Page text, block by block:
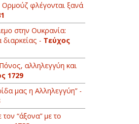
Ορμούζ φλέγονται ξανά
στην Ουκρανία:
- Τεύχος
αλληλεγγύη και
1729
μας η Αλληλεγγύη” -
“άξονα” με το